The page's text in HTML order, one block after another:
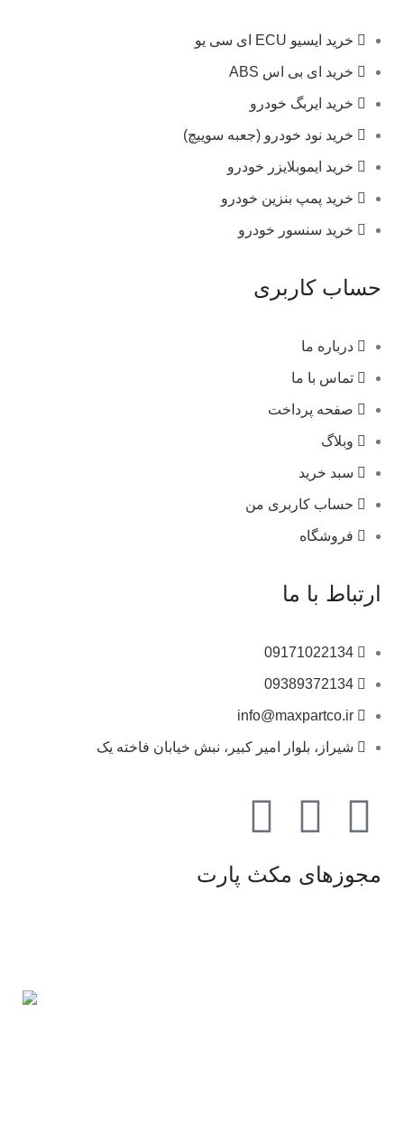
خرید ایسیو ECU ای سی یو
خرید ای بی اس ABS
خرید ایربگ خودرو
خرید نود خودرو (جعبه سوییچ)
خرید ایموبلایزر خودرو
خرید پمپ بنزین خودرو
خرید سنسور خودرو
حساب کاربری
درباره ما
تماس با ما
صفحه پرداخت
وبلاگ
سبد خرید
حساب کاربری من
فروشگاه
ارتباط با ما
09171022134
09389372134
info@maxpartco.ir
شیراز، بلوار امیر کبیر، نبش خیابان فاخته یک
مجوزهای مکث پارت